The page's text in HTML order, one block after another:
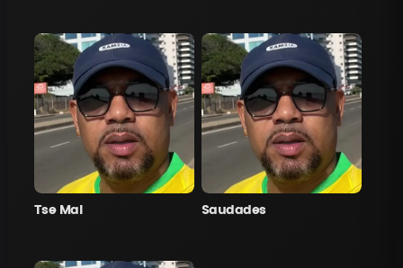
Tse Mal Saudades